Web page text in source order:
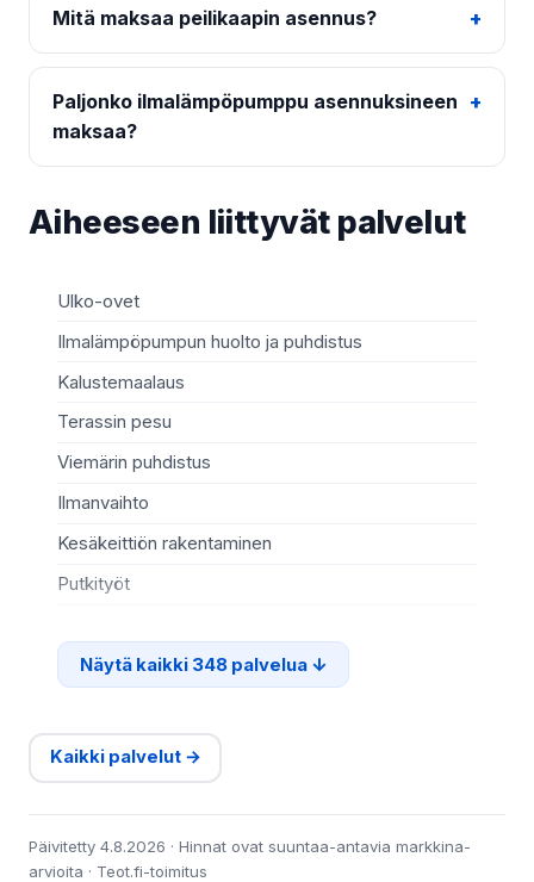
Mitä maksaa peilikaapin asennus?
Paljonko ilmalämpöpumppu asennuksineen
maksaa?
Aiheeseen liittyvät palvelut
Ulko-ovet
Ilmalämpöpumpun huolto ja puhdistus
Kalustemaalaus
Terassin pesu
Viemärin puhdistus
Ilmanvaihto
Kesäkeittiön rakentaminen
Putkityöt
Näytä kaikki 348 palvelua
Kaikki palvelut →
Päivitetty 4.8.2026 · Hinnat ovat suuntaa-antavia markkina-
arvioita · Teot.fi-toimitus